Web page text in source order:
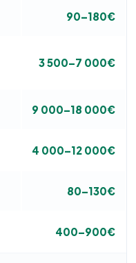
90–180€
3 500–7 000€
9 000–18 000€
4 000–12 000€
80–130€
400–900€